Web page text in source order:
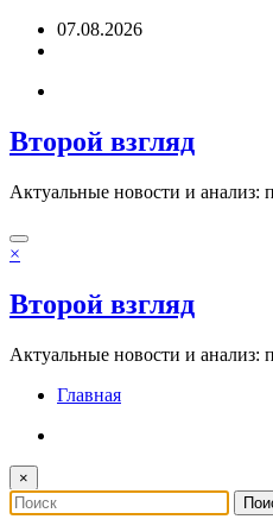
Перейти07.08.2026
Второй взгляд
Актуальные новости и анализ:
×
Второй взгляд
Актуальные новости и анализ:
Главная
×